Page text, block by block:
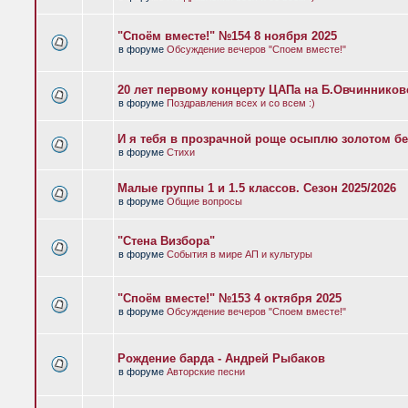
"Споём вместе!" №154 8 ноября 2025
в форуме Обсуждение вечеров "Споем вместе!"
20 лет первому концерту ЦАПа на
в форуме Поздравления всех и со всем :)
И я тебя в прозрачной роще осыплю золотом
в форуме Стихи
Малые группы 1 и 1.5 классов. Сезон 2025/2026
в форуме Общие вопросы
"Стена Визбора"
в форуме События в мире АП и культуры
"Споём вместе!" №153 4 октября 2025
в форуме Обсуждение вечеров "Споем вместе!"
Рождение барда - Андрей Рыбаков
в форуме Авторские песни